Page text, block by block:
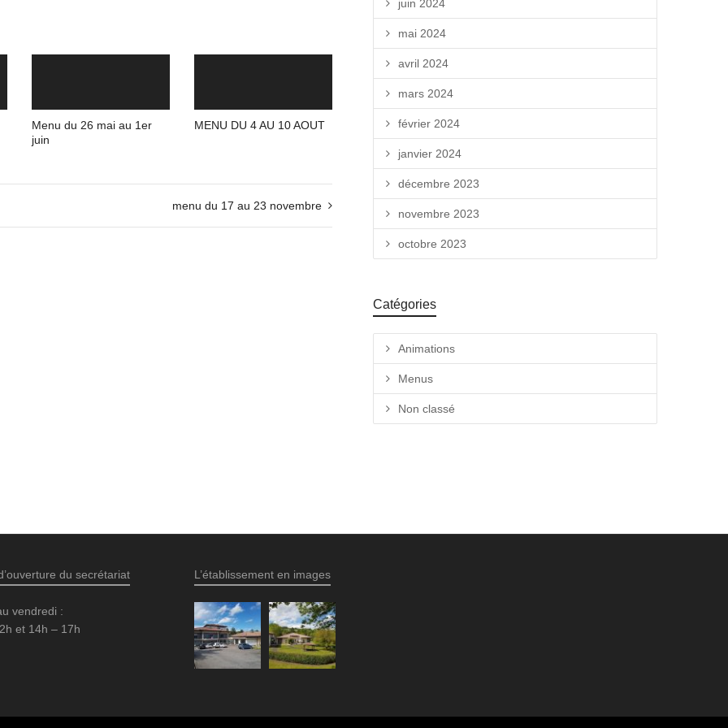
Menu du 26 mai au 1er
juin
MENU DU 4 AU 10 AOUT
menu du 17 au 23 novembre
juin 2024
mai 2024
avril 2024
mars 2024
février 2024
janvier 2024
décembre 2023
novembre 2023
octobre 2023
Catégories
Animations
Menus
Non classé
du secrétariat
vendredi :
et 14h – 17h
L’établissement en images